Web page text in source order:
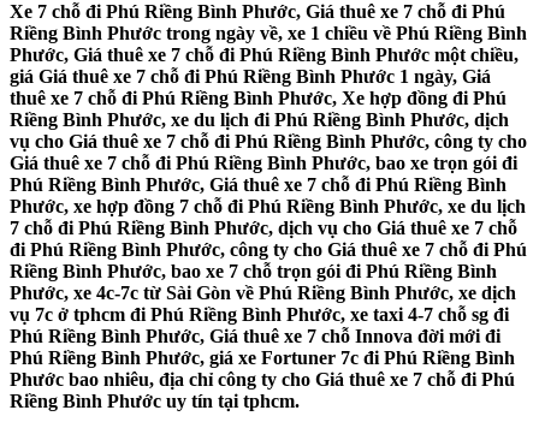
Xe 7 chỗ đi Phú Riềng Bình Phước, Giá thuê xe 7 chỗ đi Phú
Riềng Bình Phước trong ngày về, xe 1 chiều về Phú Riềng Bình
Phước, Giá thuê xe 7 chỗ đi Phú Riềng Bình Phước một chiều,
giá Giá thuê xe 7 chỗ đi Phú Riềng Bình Phước 1 ngày, Giá
thuê xe 7 chỗ đi Phú Riềng Bình Phước, Xe hợp đồng đi Phú
Riềng Bình Phước, xe du lịch đi Phú Riềng Bình Phước, dịch
vụ cho Giá thuê xe 7 chỗ đi Phú Riềng Bình Phước, công ty cho
Giá thuê xe 7 chỗ đi Phú Riềng Bình Phước, bao xe trọn gói đi
Phú Riềng Bình Phước, Giá thuê xe 7 chỗ đi Phú Riềng Bình
Phước, xe hợp đồng 7 chỗ đi Phú Riềng Bình Phước, xe du lịch
7 chỗ đi Phú Riềng Bình Phước, dịch vụ cho Giá thuê xe 7 chỗ
đi Phú Riềng Bình Phước, công ty cho Giá thuê xe 7 chỗ đi Phú
Riềng Bình Phước, bao xe 7 chỗ trọn gói đi Phú Riềng Bình
Phước, xe 4c-7c từ Sài Gòn về Phú Riềng Bình Phước, xe dịch
vụ 7c ở tphcm đi Phú Riềng Bình Phước, xe taxi 4-7 chỗ sg đi
Phú Riềng Bình Phước, Giá thuê xe 7 chỗ Innova đời mới đi
Phú Riềng Bình Phước, giá xe Fortuner 7c đi Phú Riềng Bình
Phước bao nhiêu, địa chỉ công ty cho Giá thuê xe 7 chỗ đi Phú
Riềng Bình Phước uy tín tại tphcm.